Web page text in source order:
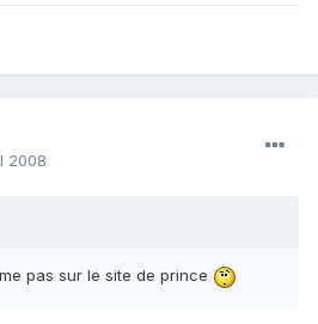
2008
pas sur le site de prince